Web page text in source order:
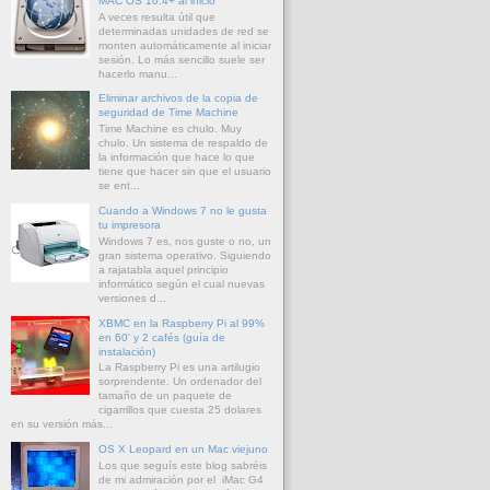
A veces resulta útil que
determinadas unidades de red se
monten automáticamente al iniciar
sesión. Lo más sencillo suele ser
hacerlo manu...
Eliminar archivos de la copia de
seguridad de Time Machine
Time Machine es chulo. Muy
chulo. Un sistema de respaldo de
la información que hace lo que
tiene que hacer sin que el usuario
se ent...
Cuando a Windows 7 no le gusta
tu impresora
Windows 7 es, nos guste o no, un
gran sistema operativo. Siguiendo
a rajatabla aquel principio
informático según el cual nuevas
versiones d...
XBMC en la Raspberry Pi al 99%
en 60' y 2 cafés (guía de
instalación)
La Raspberry Pi es una artilugio
sorprendente. Un ordenador del
tamaño de un paquete de
cigarrillos que cuesta 25 dolares
en su versión más...
OS X Leopard en un Mac viejuno
Los que seguís este blog sabréis
de mi admiración por el iMac G4